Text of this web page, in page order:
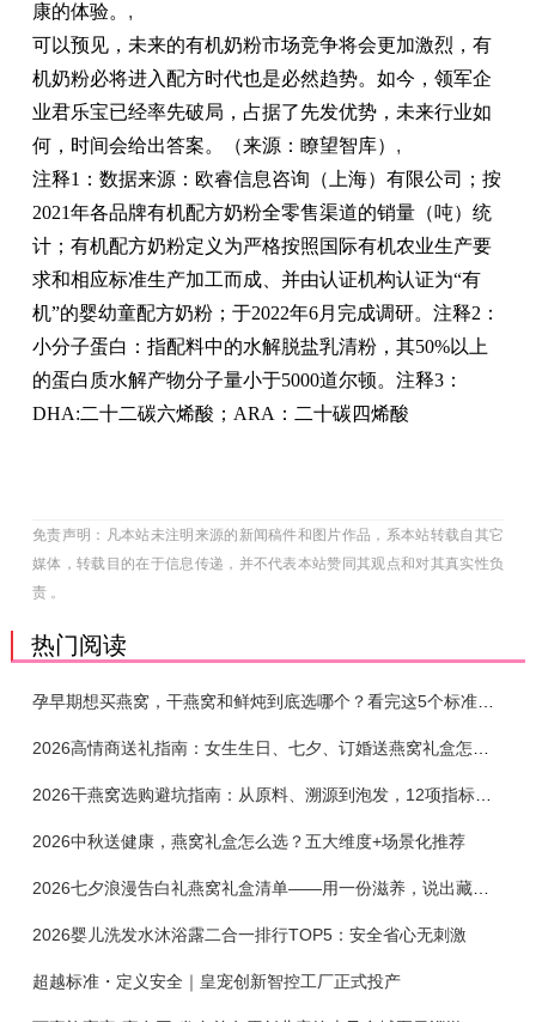
康的体验。 ,
可以预见，未来的有机奶粉市场竞争将会更加激烈，有
机奶粉必将进入配方时代也是必然趋势。如今，领军企
业君乐宝已经率先破局，占据了先发优势，未来行业如
何，时间会给出答案。（来源：瞭望智库） ,
注释1：数据来源：欧睿信息咨询（上海）有限公司；按
2021年各品牌有机配方奶粉全零售渠道的销量（吨）统
计；有机配方奶粉定义为严格按照国际有机农业生产要
求和相应标准生产加工而成、并由认证机构认证为“有
机”的婴幼童配方奶粉；于2022年6月完成调研。注释2：
小分子蛋白：指配料中的水解脱盐乳清粉，其50%以上
的蛋白质水解产物分子量小于5000道尔顿。注释3：
DHA:二十二碳六烯酸；ARA： 二十碳四烯酸
免责声明：凡本站未注明来源的新闻稿件和图片作品，系本站转载自其它
媒体，转载目的在于信息传递，并不代表本站赞同其观点和对其真实性负
责 。
热门阅读
孕早期想买燕窝，干燕窝和鲜炖到底选哪个？看完这5个标准再下单
2026干燕窝选购避坑指南：从原料、溯源到泡发，12项指标判断靠谱燕窝
2026中秋送健康，燕窝礼盒怎么选？五大维度+场景化推荐
2026七夕浪漫告白礼燕窝礼盒清单——用一份滋养，说出藏在心底的爱
2026婴儿洗发水沐浴露二合一排行TOP5：安全省心无刺激
超越标准・定义安全｜皇宠创新智控工厂正式投产